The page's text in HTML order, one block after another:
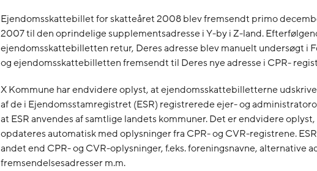
Ejendomsskattebillet for skatteåret 2008 blev fremsendt primo
2007 til den oprindelige supplementsadresse i Y-by i Z-land.
ejendomsskattebilletten retur, Deres adresse blev manuelt undersøgt i
og ejendomsskattebilletten fremsendt til Deres nye adresse i CPR-
X Kommune har endvidere oplyst, at ejendomsskattebilletterne
af de i Ejendomsstamregistret (ESR) registrerede ejer- og
at ESR anvendes af samtlige landets kommuner. Det er endvidere oplyst,
opdateres automatisk med oplysninger fra CPR- og CVR-registrene.
andet end CPR- og CVR-oplysninger, f.eks. foreningsnavne, alternative
fremsendelsesadresser m.m.